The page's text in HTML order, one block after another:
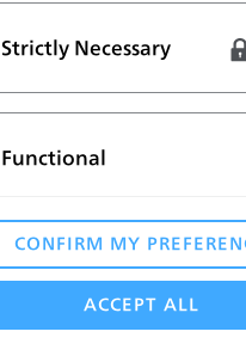
江苏 苏州
3D纸样设计制版师
Strictly Necessary
Functional
Analytical /
CONFIRM MY
ACCEPT ALL